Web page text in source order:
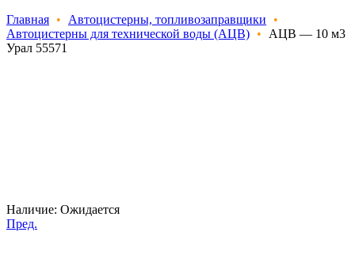
Главная • Автоцистерны, топливозаправщики
•
Автоцистерны для технической воды (АЦВ) •
АЦВ — 10 м3
Урал 55571
Наличие: Ожидается
Пред.